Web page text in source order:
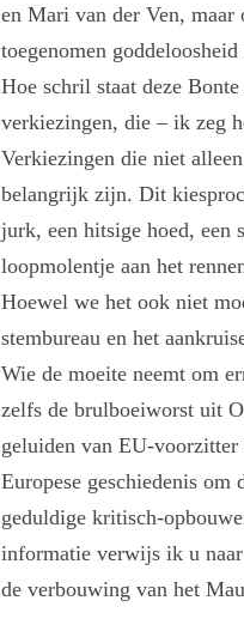
en Mari van der Ven, maar
toegenomen
Hoe schril staat deze
verkiezingen, die – ik zeg
Verkiezingen die niet
belangrijk zijn. Dit
jurk, een hitsige hoed, een
loopmolentje aan het
Hoewel we het ook niet
stembureau en het
Wie de moeite neemt om
zelfs de brulboeiworst uit
geluiden van EU-
Europese geschiedenis
geduldige kritisch-
informatie verwijs ik u
de verbouwing van het